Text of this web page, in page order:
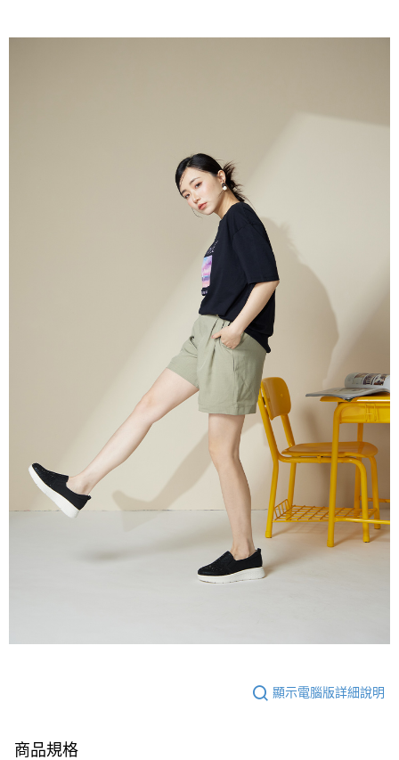
顯示電腦版詳細說明
商品規格